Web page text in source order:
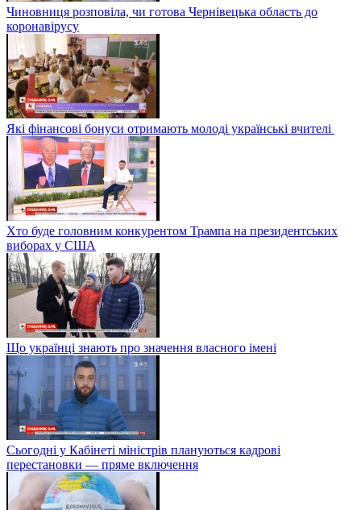
Чиновниця розповіла, чи готова Чернівецька область до
коронавірусу
Які фінансові бонуси отримають молоді українські вчителі
Хто буде головним конкурентом Трампа на президентських
виборах у США
Що українці знають про значення власного імені
Сьогодні у Кабінеті міністрів плануються кадрові
перестановки — пряме включення